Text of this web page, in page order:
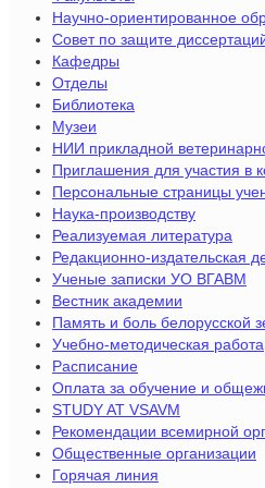
Научно-ориентированное
Совет по защите
Кафедры
Отделы
Библиотека
Музеи
НИИ прикладной
Приглашения для участия в
Персональные страницы
Наука-производству
Реализуемая литература
Редакционно-издательская
Ученые записки УО ВГАВМ
Вестник академии
Память и боль белорусской
Учебно-методическая работа
Расписание
Оплата за обучение и
STUDY AT VSAVM
Рекомендации всемирной
Общественные организации
Горячая линия